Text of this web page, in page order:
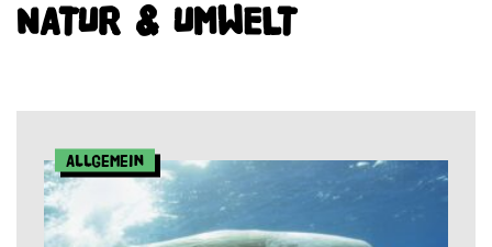
NATUR & UMWELT
Allgemein